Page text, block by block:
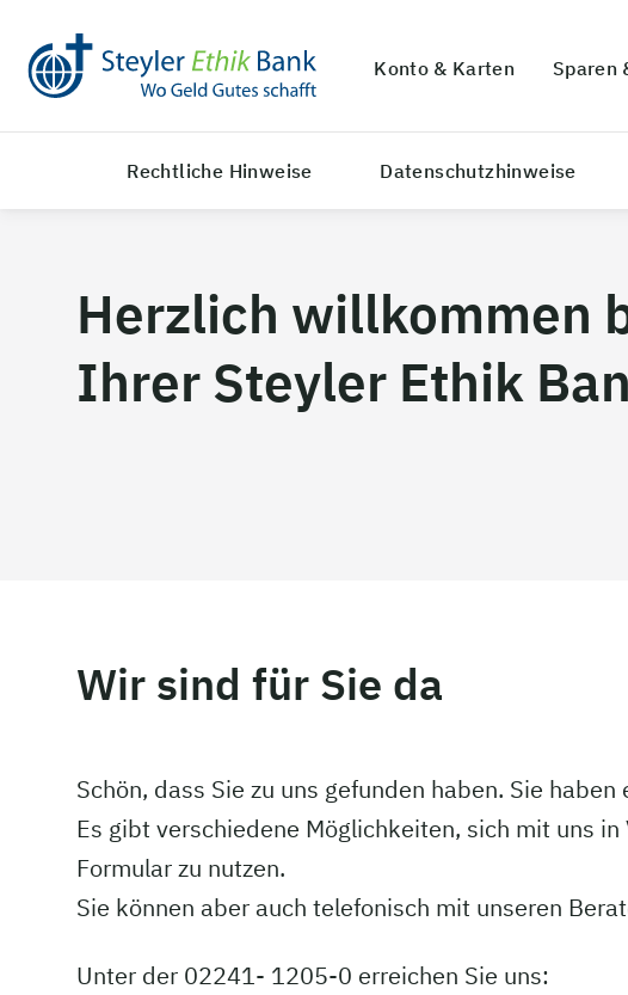
Konto & Karten Sparen
Rechtliche Hinweise Datenschutzhinweise
Herzlich willkommen
Ihrer Steyler Ethik
Wir sind für Sie da
Schön, dass Sie zu uns gefunden haben. Sie
Es gibt verschiedene Möglichkeiten, sich mit uns
Formular zu nutzen.
Sie können aber auch telefonisch mit unseren
Unter der 02241- 1205-0 erreichen Sie uns: